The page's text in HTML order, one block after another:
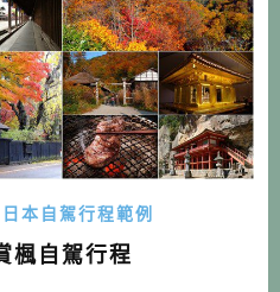
日本自駕行程範例
楓自駕行程